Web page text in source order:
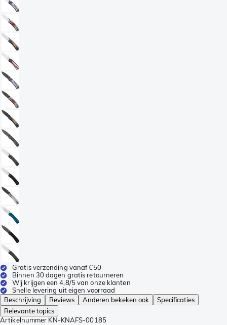
Gratis verzending vanaf €50
Binnen 30 dagen gratis retourneren
Wij krijgen een 4,8/5 van onze klanten
Snelle levering uit eigen voorraad
Beschrijving
Reviews Anderen bekeken ook
Specificaties
Relevante topics
Artikelnummer KN-KNAFS-00185